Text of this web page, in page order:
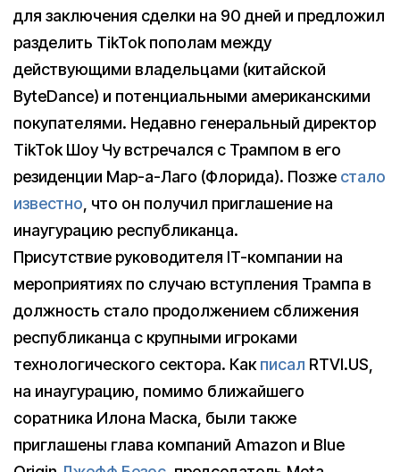
для заключения сделки на 90 дней и предложил
разделить TikTok пополам между
действующими владельцами (китайской
ByteDance) и потенциальными американскими
покупателями. Недавно генеральный директор
TikTok Шоу Чу встречался с Трампом в его
резиденции Мар-а-Лаго (Флорида). Позже стало
известно, что он получил приглашение на
инаугурацию республиканца.
Присутствие руководителя IT-компании на
мероприятиях по случаю вступления Трампа в
должность стало продолжением сближения
республиканца с крупными игроками
технологического сектора. Какписал RTVI.US,
на инаугурацию, помимо ближайшего
соратника Илона Маска, были также
приглашены глава компаний Amazon и Blue